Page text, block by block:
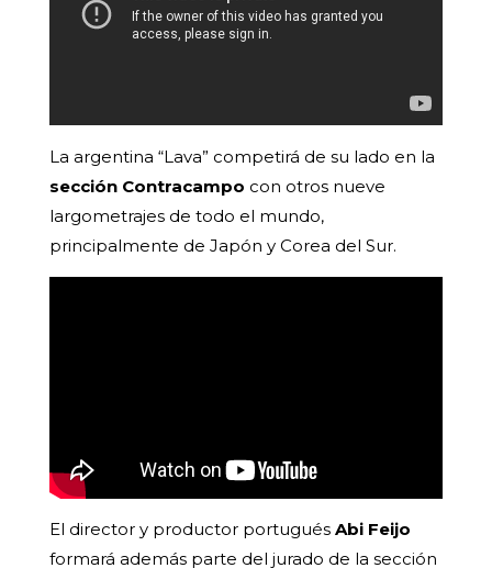
La argentina “Lava” competirá de su lado en la
sección Contracampo con otros nueve
largometrajes de todo el mundo,
principalmente de Japón y Corea del Sur.
El director y productor portugués Abi Feijo
formará además parte del jurado de la sección